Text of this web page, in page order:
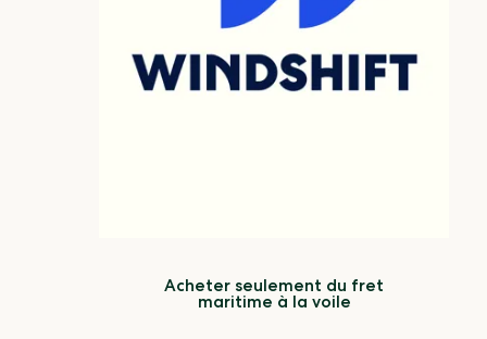
Acheter seulement du fret
maritime à la voile